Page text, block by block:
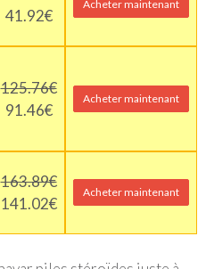
41.92€
Acheter maintenant
125.76€
91.46€
Acheter maintenant
163.89€
141.02€
Acheter maintenant